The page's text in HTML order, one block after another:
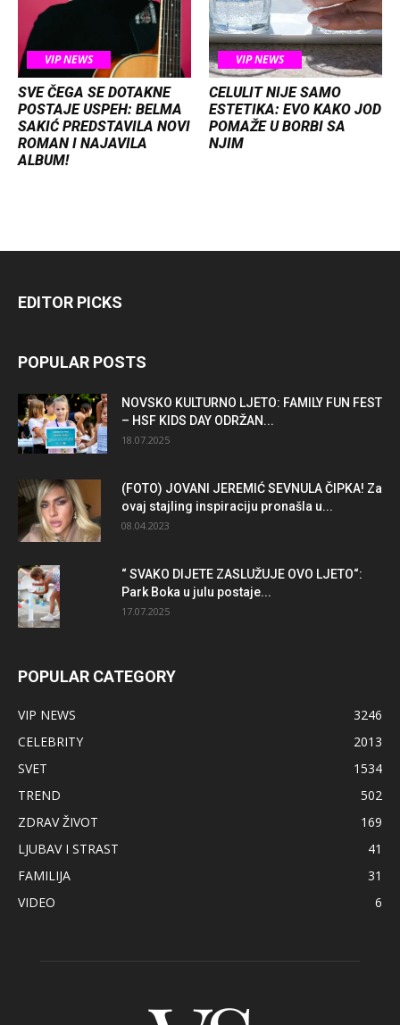
VIP NEWS
SVE ČEGA SE DOTAKNE
POSTAJE USPEH: BELMA
SAKIĆ PREDSTAVILA NOVI
ROMAN I NAJAVILA
ALBUM!
VIP NEWS
CELULIT NIJE SAMO
ESTETIKA: EVO KAKO JOD
POMAŽE U BORBI SA
NJIM
EDITOR PICKS
POPULAR POSTS
NOVSKO KULTURNO LJETO: FAMILY FUN FEST
– HSF KIDS DAY ODRŽAN...
18.07.2025
(FOTO) JOVANI JEREMIĆ SEVNULA ČIPKA! Za
ovaj stajling inspiraciju pronašla u...
08.04.2023
“ SVAKO DIJETE ZASLUŽUJE OVO LJETO“:
Park Boka u julu postaje...
17.07.2025
POPULAR CATEGORY
VIP NEWS
3246
CELEBRITY
2013
SVET
1534
TREND
502
ZDRAV ŽIVOT
169
LJUBAV I STRAST
41
FAMILIJA
31
VIDEO
6